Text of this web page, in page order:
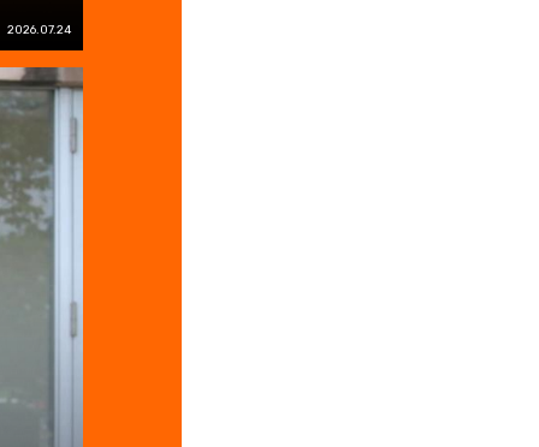
2026.07.24